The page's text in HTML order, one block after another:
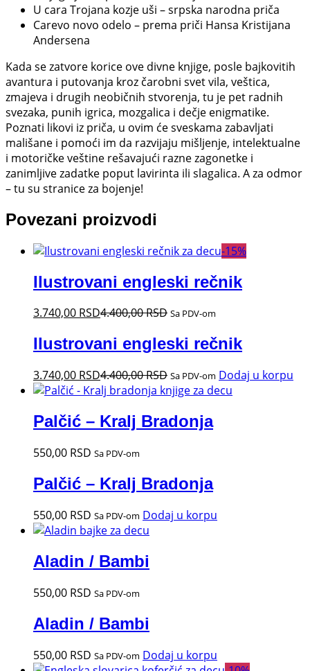
U cara Trojana kozje uši – srpska narodna priča
Carevo novo odelo – prema priči Hansa Kristijana
Andersena
Kada se zatvore korice ove divne knjige, posle bajkovitih
avantura i putovanja kroz čarobni svet vila, veštica,
zmajeva i drugih neobičnih stvorenja, tu je pet radnih
svezaka, punih igrica, mozgalica i dečje enigmatike.
Poznati likovi iz priča, u ovim će sveskama zabavljati
mališane i pomoći im da razvijaju mišljenje, intelektualne
i motoričke veštine rešavajući razne zagonetke i
zanimljive zadatke poput lavirinta ili slagalica. A za odmor
– tu su stranice za bojenje!
Povezani proizvodi
-15%
Ilustrovani engleski rečnik
3.740,00 RSD4.400,00RSD Sa PDV-om
Ilustrovani engleski rečnik
3.740,00 RSD4.400,00RSD Sa PDV-om Dodaj u korpu
Palčić – Kralj Bradonja
550,00 RSD Sa PDV-om
Palčić – Kralj Bradonja
550,00 RSD Sa PDV-om Dodaj u korpu
Aladin / Bambi
550,00 RSD Sa PDV-om
Aladin / Bambi
550,00 RSD Sa PDV-om Dodaj u korpu